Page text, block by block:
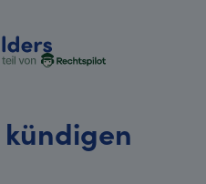
volders
kündigen